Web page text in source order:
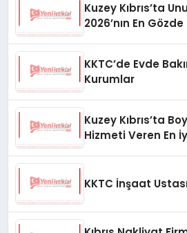
Kuzey Kıbrıs’ta
2026’nın En
KKTC’de Evde
Kurumlar
Kuzey Kıbrıs’ta
Hizmeti Veren En
KKTC İnşaat